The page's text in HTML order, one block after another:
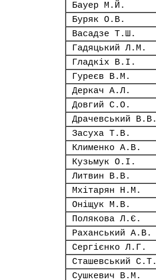
Бауер М.Й.
Буряк О.В.
Васадзе Т.Ш.
Гадяцький Л.М.
Гладкіх В.І.
Гуреєв В.М.
Деркач А.Л.
Довгий С.О.
Драчевський В.В.
Засуха Т.В.
Клименко А.В.
Кузьмук О.І.
Литвин В.В.
Мхітарян Н.М.
Оніщук М.В.
Полякова Л.Є.
Раханський А.В.
Сергієнко Л.Г.
Сташевський С.Т.
Сушкевич В.М.